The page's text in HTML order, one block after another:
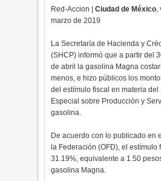
Red-Accion |Ciudad de México,
marzo de 2019
La Secretaría de Hacienda y
(SHCP) informó que a partir del
de abril la gasolina Magna
menos, e hizo públicos los
del estímulo fiscal en materia del
Especial sobre Producción y
gasolina.
De acuerdo con lo publicado en
la Federación (OFD), el estímulo
31.19%, equivalente a 1.50
gasolina Magna.